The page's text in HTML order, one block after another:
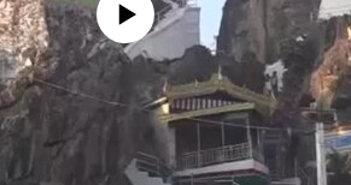
media source currently available